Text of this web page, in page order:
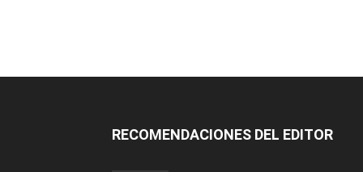
RECOMENDACIONES DEL EDITOR